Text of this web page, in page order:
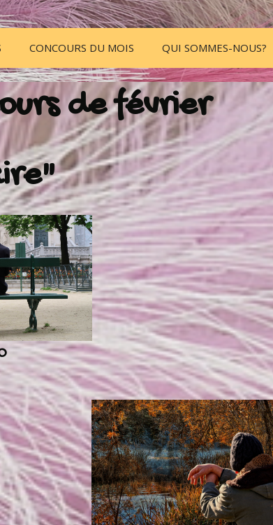
CONCOURS DU MOIS QUI SOMMES-NOUS?
de février